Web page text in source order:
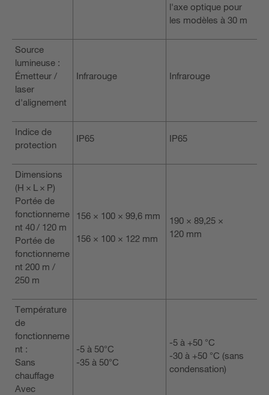
l'axe optique pour
les modèles à 30 m
Source
lumineuse :
Émetteur /
laser
d'alignement
Infrarouge Infrarouge
Indice de
protection
IP65 IP65
Dimensions
(H × L × P)
Portée de
fonctionneme
nt 40 / 120 m
Portée de
fonctionneme
nt 200 m /
250 m
156 × 100 × 99,6 mm
156 × 100 × 122 mm
190 × 89,25 ×
120 mm
Température
de
fonctionneme
nt :
Sans
chauffage
Avec
-5 à 50°C
-35 à 50°C
-5 à +50 °C
-30 à +50 °C (sans
condensation)